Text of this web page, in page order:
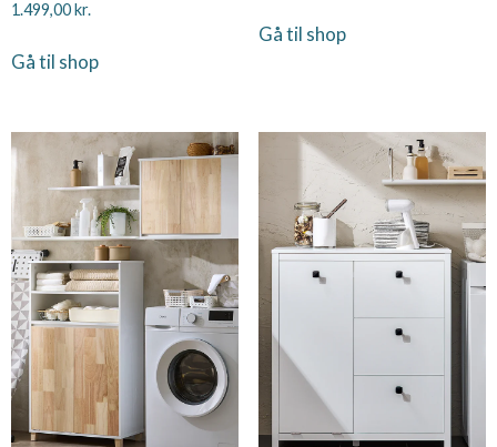
1.499,00kr.
Gå til shop
Gå til shop